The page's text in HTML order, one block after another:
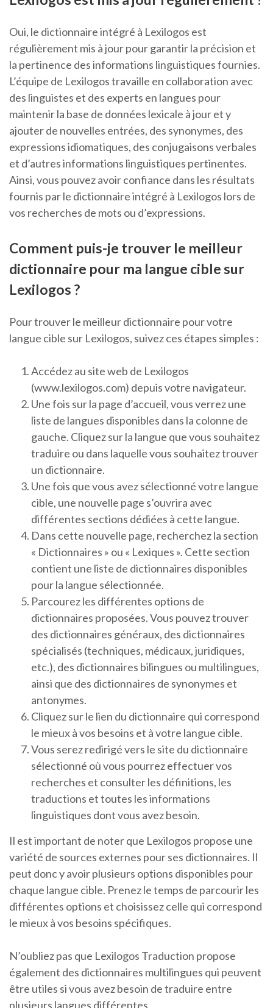
Oui, le dictionnaire intégré à Lexilogos est
régulièrement mis à jour pour garantir la précision et
la pertinence des informations linguistiques fournies.
L’équipe de Lexilogos travaille en collaboration avec
des linguistes et des experts en langues pour
maintenir la base de données lexicale à jour et y
ajouter de nouvelles entrées, des synonymes, des
expressions idiomatiques, des conjugaisons verbales
et d’autres informations linguistiques pertinentes.
Ainsi, vous pouvez avoir confiance dans les résultats
fournis par le dictionnaire intégré à Lexilogos lors de
vos recherches de mots ou d’expressions.
Comment puis-je trouver le meilleur
dictionnaire pour ma langue cible sur
Lexilogos ?
Pour trouver le meilleur dictionnaire pour votre
langue cible sur Lexilogos, suivez ces étapes simples :
Accédez au site web de Lexilogos
(www.lexilogos.com) depuis votre navigateur.
Une fois sur la page d’accueil, vous verrez une
liste de langues disponibles dans la colonne de
gauche. Cliquez sur la langue que vous souhaitez
traduire ou dans laquelle vous souhaitez trouver
un dictionnaire.
Une fois que vous avez sélectionné votre langue
cible, une nouvelle page s’ouvrira avec
différentes sections dédiées à cette langue.
Dans cette nouvelle page, recherchez la section
« Dictionnaires » ou « Lexiques ». Cette section
contient une liste de dictionnaires disponibles
pour la langue sélectionnée.
Parcourez les différentes options de
dictionnaires proposées. Vous pouvez trouver
des dictionnaires généraux, des dictionnaires
spécialisés (techniques, médicaux, juridiques,
etc.), des dictionnaires bilingues ou multilingues,
ainsi que des dictionnaires de synonymes et
antonymes.
Cliquez sur le lien du dictionnaire qui correspond
le mieux à vos besoins et à votre langue cible.
Vous serez redirigé vers le site du dictionnaire
sélectionné où vous pourrez effectuer vos
recherches et consulter les définitions, les
traductions et toutes les informations
linguistiques dont vous avez besoin.
Il est important de noter que Lexilogos propose une
variété de sources externes pour ses dictionnaires. Il
peut donc y avoir plusieurs options disponibles pour
chaque langue cible. Prenez le temps de parcourir les
différentes options et choisissez celle qui correspond
le mieux à vos besoins spécifiques.
N’oubliez pas que Lexilogos Traduction propose
également des dictionnaires multilingues qui peuvent
être utiles si vous avez besoin de traduire entre
plusieurs langues différentes.